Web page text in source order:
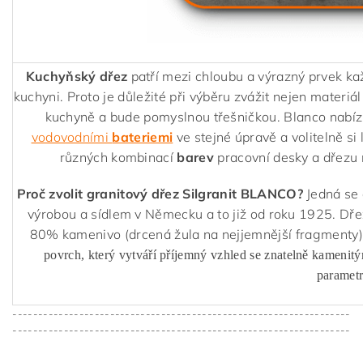
Kuchyňský dřez patří mezi chloubu a výrazný prvek
kuchyni. Proto je důležité při výběru zvážit nejen
kuchyně a bude pomyslnou třešničkou. Blanco
vodovodními bateriemi ve stejné úpravě a volitelně
různých kombinací barev pracovní desky a dřezu
Proč zvolit granitový dřez Silgranit BLANCO? Jedná
výrobou a sídlem v Německu a to již od roku 1925.
80% kamenivo (drcená žula na nejjemnější
povrch, který vytváří příjemný vzhled se znatelně
------------------------------------------------------------------
------------------------------------------------------------------